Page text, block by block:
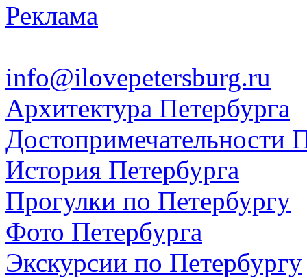
Реклама
info@ilovepetersburg.ru
Архитектура Петербурга
Достопримечательности
История Петербурга
Прогулки по Петербургу
Фото Петербурга
Экскурсии по Петербургу